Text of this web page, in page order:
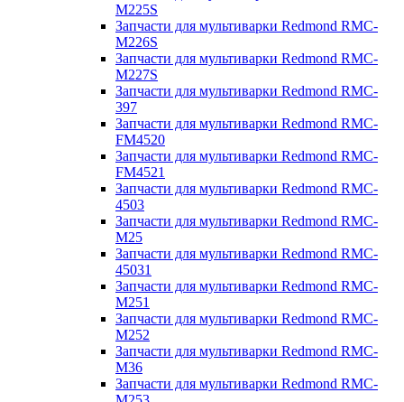
M225S
Запчасти для мультиварки Redmond RMC-
M226S
Запчасти для мультиварки Redmond RMC-
M227S
Запчасти для мультиварки Redmond RMC-
397
Запчасти для мультиварки Redmond RMC-
FM4520
Запчасти для мультиварки Redmond RMC-
FM4521
Запчасти для мультиварки Redmond RMC-
4503
Запчасти для мультиварки Redmond RMC-
M25
Запчасти для мультиварки Redmond RMC-
45031
Запчасти для мультиварки Redmond RMC-
M251
Запчасти для мультиварки Redmond RMC-
M252
Запчасти для мультиварки Redmond RMC-
M36
Запчасти для мультиварки Redmond RMC-